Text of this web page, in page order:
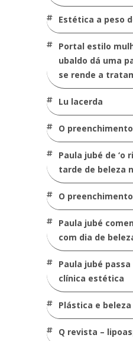
estética a peso
portal estilo mulher: atriz fernanda
ubaldo dá uma
se rende a
lu lacerda
o
paula jubé de ‘o rico e lázaro’, passa
tarde de beleza
o
paula jubé comemora fim de novela
com dia de
paula jubé passa tarde de beleza em
clínica estética
plástica e
q revista –